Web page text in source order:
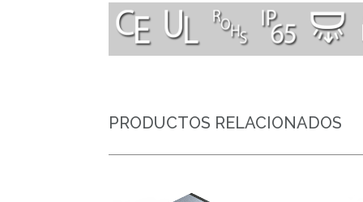
PRODUCTOS RELACIONADOS